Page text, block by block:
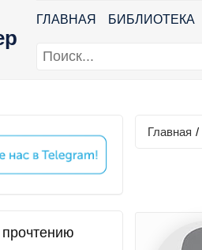
ГЛАВНАЯ БИБЛИОТЕКА
Главная /